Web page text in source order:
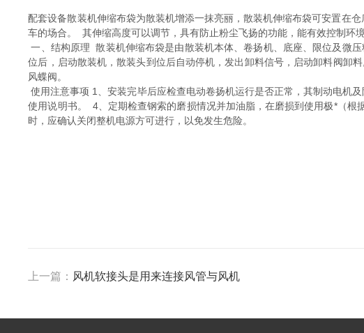
配套设备散装机伸缩布袋为散装机增添一抹亮丽，散装机伸缩布袋可安置在
车的场合。 其伸缩高度可以调节，具有防止粉尘飞扬的功能，能有效控制环
一、结构原理 散装机伸缩布袋是由散装机本体、卷扬机、底座、限位及微
位后，启动散装机，散装头到位后自动停机，发出卸料信号，启动卸料阀卸
风蝶阀。
使用注意事项 1、安装完毕后应检查电动卷扬机运行是否正常，其制动电机
使用说明书。 4、定期检查钢索的磨损情况并加油脂，在磨损到使用极*（
时，应确认关闭整机电源方可进行，以免发生危险。
上一篇： 风机软接头是用来连接风管与风机